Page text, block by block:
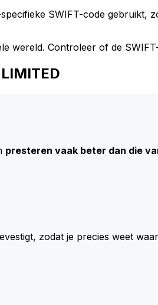
SWIFT-code gebruikt,
wereld. Controleer of de
presteren vaak beter dan die
zodat je precies weet